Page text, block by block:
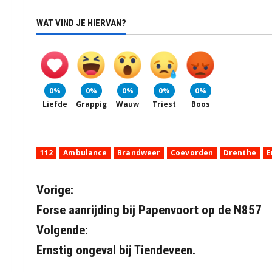
WAT VIND JE HIERVAN?
0%
Liefde
0%
Grappig
0%
Wauw
0%
Triest
0%
Boos
112 Ambulance Brandweer Coevorden Drenthe
B
e
r
Vorige:
Forse aanrijding bij Papenvoort op de N857
Volgende:
Ernstig ongeval bij Tiendeveen.